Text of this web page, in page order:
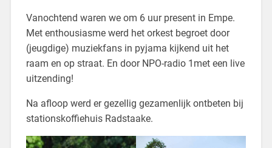
Vanochtend waren we om 6 uur present in Empe.
Met enthousiasme werd het orkest begroet door
(jeugdige) muziekfans in pyjama kijkend uit het
raam en op straat. En door NPO-radio 1met een live
uitzending!
Na afloop werd er gezellig gezamenlijk ontbeten bij
stationskoffiehuis Radstaake.